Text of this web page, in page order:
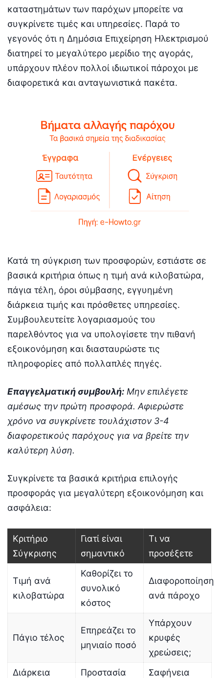
καταστημάτων των παρόχων μπορείτε να
συγκρίνετε τιμές και υπηρεσίες. Παρά το
γεγονός ότι η Δημόσια Επιχείρηση Ηλεκτρισμού
διατηρεί το μεγαλύτερο μερίδιο της αγοράς,
υπάρχουν πλέον πολλοί ιδιωτικοί πάροχοι με
διαφορετικά και ανταγωνιστικά πακέτα.
Κατά τη σύγκριση των προσφορών, εστιάστε σε
βασικά κριτήρια όπως η τιμή ανά κιλοβατώρα,
πάγια τέλη, όροι σύμβασης, εγγυημένη
διάρκεια τιμής και πρόσθετες υπηρεσίες.
Συμβουλευτείτε λογαριασμούς του
παρελθόντος για να υπολογίσετε την πιθανή
εξοικονόμηση και διασταυρώστε τις
πληροφορίες από πολλαπλές πηγές.
Επαγγελματική συμβουλή: Μην επιλέγετε
αμέσως την πρώτη προσφορά. Αφιερώστε
χρόνο να συγκρίνετε τουλάχιστον 3-4
διαφορετικούς παρόχους για να βρείτε την
καλύτερη λύση.
Συγκρίνετε τα βασικά κριτήρια επιλογής
προσφοράς για μεγαλύτερη εξοικονόμηση και
ασφάλεια:
Κριτήριο
Σύγκρισης
Γιατί είναι
σημαντικό
Τι να
προσέξετε
Τιμή ανά
κιλοβατώρα
Καθορίζει το
συνολικό
κόστος
Διαφοροποίηση
ανά πάροχο
Πάγιο τέλος
Επηρεάζει το
μηνιαίο ποσό
Υπάρχουν
κρυφές
χρεώσεις;
Διάρκεια
Προστασία
Σαφήνεια